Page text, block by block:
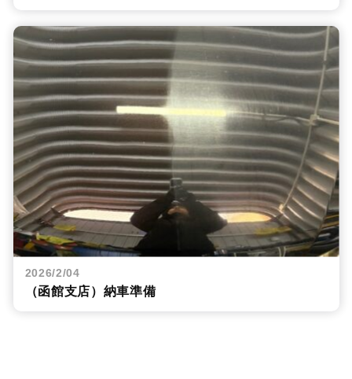
2026/2/04
（函館支店）納車準備